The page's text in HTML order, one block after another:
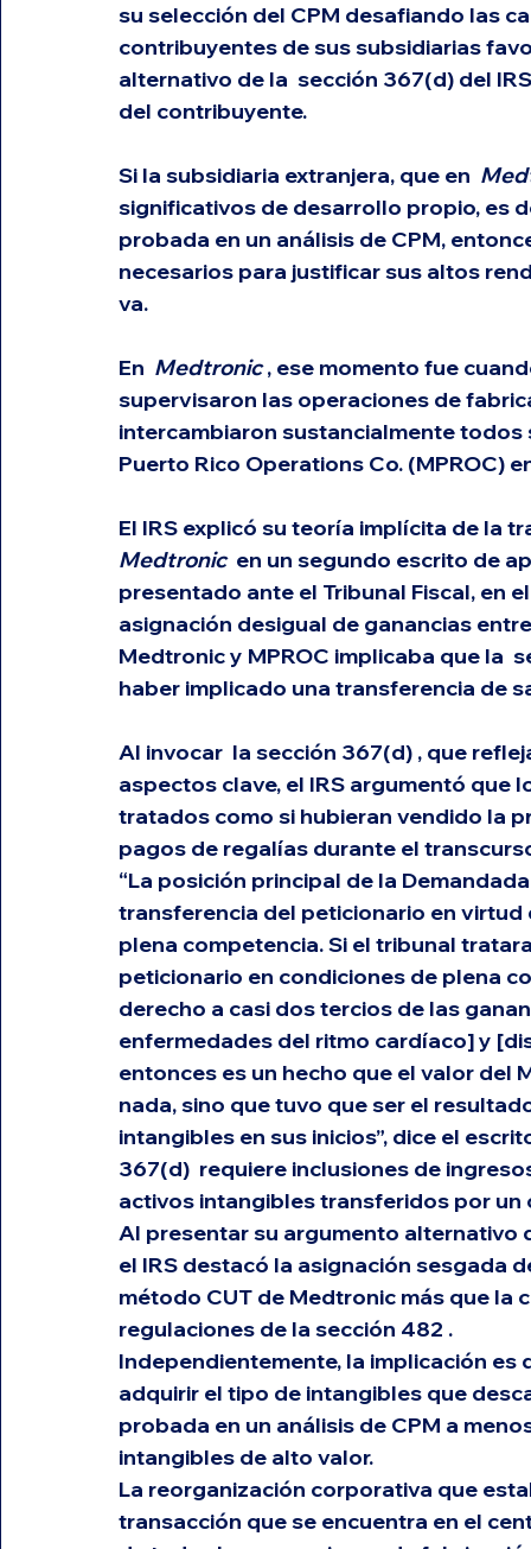
su selección del CPM desafiando las
contribuyentes de sus subsidiarias
alternativo de la sección 367(d) del
del contribuyente.
Si la subsidiaria extranjera, que en
significativos de desarrollo propio, es
probada en un análisis de CPM,
necesarios para justificar sus altos
va.
En Medtronic , ese momento fue
supervisaron las operaciones de
intercambiaron sustancialmente
Puerto Rico Operations Co. (MPROC)
El IRS explicó su teoría implícita de la
Medtronic
en un segundo escrito de
presentado ante el Tribunal Fiscal, en
asignación desigual de ganancias
Medtronic y MPROC implicaba que la
haber implicado una transferencia de
Al invocar  la sección 367(d) , que
aspectos clave, el IRS argumentó
tratados como si hubieran vendido la
pagos de regalías durante el
“La posición principal de la
transferencia del peticionario en
plena competencia. Si el tribunal
peticionario en condiciones de plena
derecho a casi dos tercios de las
enfermedades del ritmo cardíaco] y
entonces es un hecho que el valor del
nada, sino que tuvo que ser el
intangibles en sus inicios”, dice el
367(d)
requiere inclusiones de
activos intangibles transferidos por un
Al presentar su argumento alternativo
el IRS destacó la asignación sesgada
método CUT de Medtronic más que
regulaciones de la sección 482 .
Independientemente, la implicación es
adquirir el tipo de intangibles que
probada en un análisis de CPM a
intangibles de alto valor.
La reorganización corporativa que
transacción que se encuentra en el